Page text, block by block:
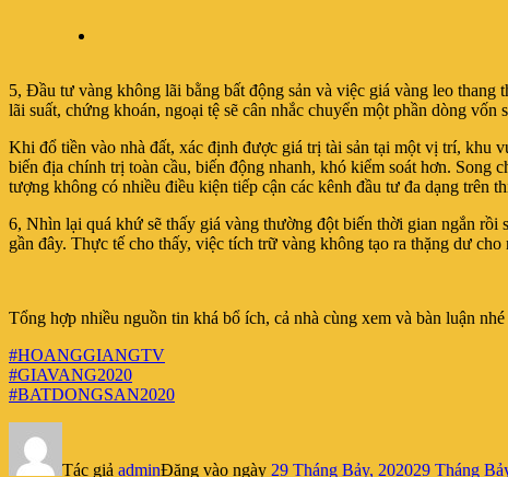
5, Đầu tư vàng không lãi bằng bất động sản và việc giá vàng leo
lãi suất, chứng khoán, ngoại tệ sẽ cân nhắc chuyển một phần dòng
Khi đổ tiền vào nhà đất, xác định được giá trị tài sản tại một vị trí, khu
biến địa chính trị toàn cầu, biến động nhanh, khó kiểm soát hơn. Song
tượng không có nhiều điều kiện tiếp cận các kênh đầu tư đa dạng trên
6, Nhìn lại quá khứ sẽ thấy giá vàng thường đột biến thời gian ngắn
gần đây. Thực tế cho thấy, việc tích trữ vàng không tạo ra thặng dư
Tổng hợp nhiều nguồn tin khá bổ ích, cả nhà cùng xem và bàn luận nhé
#HOANGGIANGTV
#GIAVANG2020
#BATDONGSAN2020
Tác giả adminĐăng vào ngày 29 Tháng Bảy, 202029 Tháng